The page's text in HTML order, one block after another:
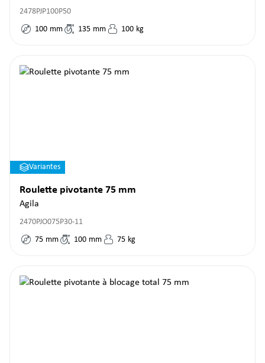
2478PJP100P50
100 mm 135 mm 100 kg
Variantes
Roulette pivotante 75 mm
Agila
2470PJO075P30-11
75 mm 100 mm 75 kg